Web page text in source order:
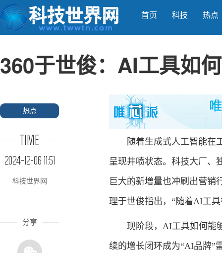
首页 科技 热点
360于世俊：AI工具如
热点
TIME
2024-12-06 11:51
科技世界网
分享
随着生成式人工智能在工
呈现井喷状态。科技大厂、
巨大的新增量也冲刷出营
理于世俊指出，“随着AI工
现阶段，AI工具如何能够
续的增长闭环成为“AI品牌”